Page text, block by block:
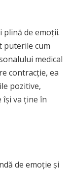
de emoții.
puterile cum
medical
contracție, ea
pozitive,
va ține în
de emoție și